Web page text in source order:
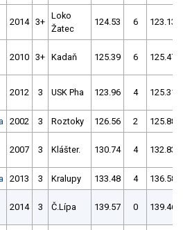
2014 3+
Loko
Žatec
124.53 6 123.13
2010 3+ Kadaň 125.39 6 125.47
2012 3 USK Pha 123.96 4 125.31
2002 3 Roztoky 126.56 2 125.88
2007 3 Klášter. 130.74 4 132.83
2013 3 Kralupy 133.48 4 136.58
2014 3 Č.Lípa 139.57 0 139.46